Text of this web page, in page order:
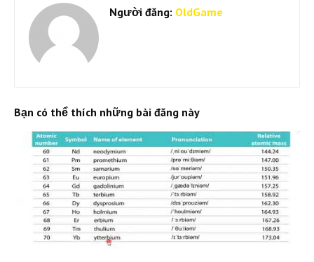
Người đăng: OldGame
Bạn có thể thích những bài đăng này